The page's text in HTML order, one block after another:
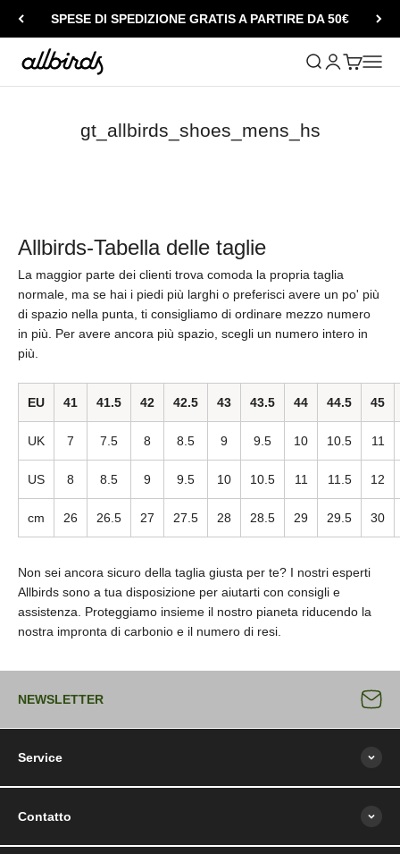
SPESE DI SPEDIZIONE GRATIS A PARTIRE DA 50€
Allbirds Mostra il menu
MostraMostra il
Apri il
gt_allbirds_shoes_mens_hs
Allbirds-Tabella delle taglie
La maggior parte dei clienti trova comoda la propria taglia
normale, ma se hai i piedi più larghi o preferisci avere un po' più
di spazio nella punta, ti consigliamo di ordinare mezzo numero
in più. Per avere ancora più spazio, scegli un numero intero in
più.
EU 41 41.5 42 42.5 43 43.5 44 44.5 45
UK 7 7.5 8 8.5 9 9.5 10 10.5 11
US 8 8.5 9 9.5 10 10.5 11 11.5 12
cm 26 26.5 27 27.5 28 28.5 29 29.5 30
Non sei ancora sicuro della taglia giusta per te? I nostri esperti
Allbirds sono a tua disposizione per aiutarti con consigli e
assistenza. Proteggiamo insieme il nostro pianeta riducendo la
nostra impronta di carbonio e il numero di resi.
NEWSLETTER
Service
Contatto